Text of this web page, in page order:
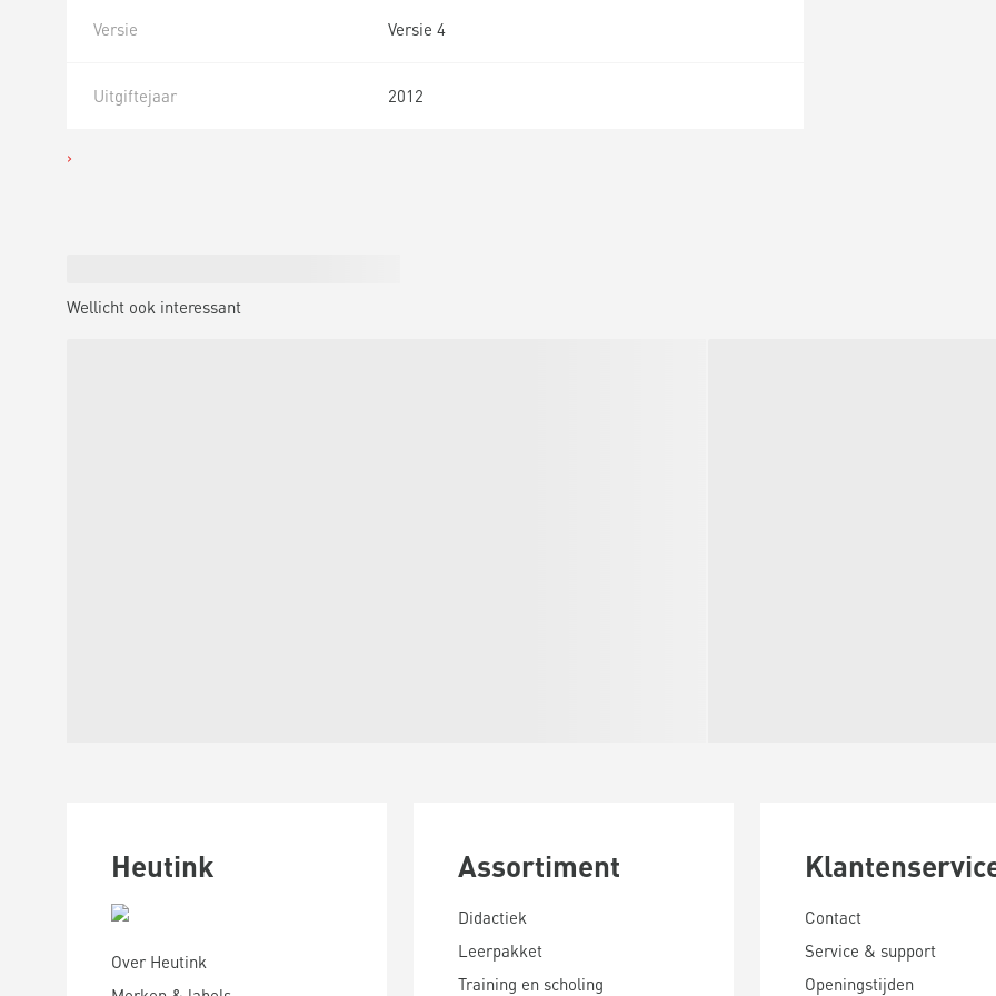
Versie Versie 4
Uitgiftejaar 2012
Wellicht ook interessant
Heutink
Over Heutink
Assortiment
Didactiek
Leerpakket
Training en scholing
Contact
Service & support
Openingstijden